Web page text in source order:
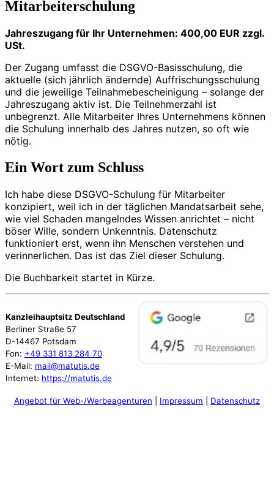
Mitarbeiterschulung
Jahreszugang für Ihr Unternehmen: 400,00 EUR zzgl.
USt.
Der Zugang umfasst die DSGVO-Basisschulung, die
aktuelle (sich jährlich ändernde) Auffrischungsschulung
und die jeweilige Teilnahmebescheinigung – solange der
Jahreszugang aktiv ist. Die Teilnehmerzahl ist
unbegrenzt. Alle Mitarbeiter Ihres Unternehmens können
die Schulung innerhalb des Jahres nutzen, so oft wie
nötig.
Ein Wort zum Schluss
Ich habe diese DSGVO-Schulung für Mitarbeiter
konzipiert, weil ich in der täglichen Mandatsarbeit sehe,
wie viel Schaden mangelndes Wissen anrichtet – nicht
böser Wille, sondern Unkenntnis. Datenschutz
funktioniert erst, wenn ihn Menschen verstehen und
verinnerlichen. Das ist das Ziel dieser Schulung.
Die Buchbarkeit startet in Kürze.
Kanzleihauptsitz Deutschland
Berliner Straße 57
D-14467 Potsdam
Fon: +49 331 813 284 70
E-Mail: mail@matutis.de
Internet: https://matutis.de
Angebot für Web-/Werbeagenturen Impressum Datenschutz